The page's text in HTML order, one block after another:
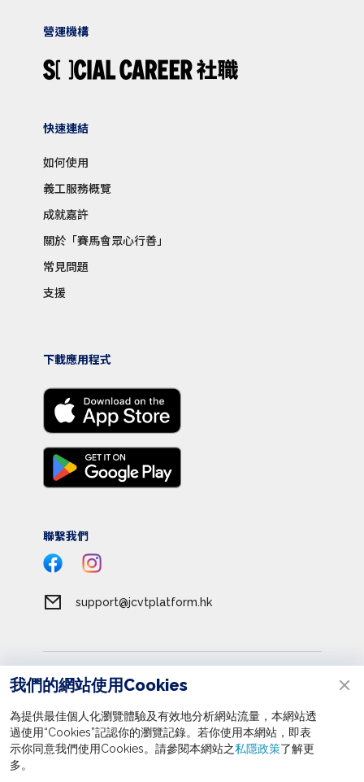
立即報名
營運機構
快速連結
如何使用
義工服務概覽
成就嘉許
關於「賽馬會眾心行善」
常見問題
支援
下載應用程式
聯繫我們
support@jcvtplatform.hk
私隱政策
收集個人資料聲明
我們的網站使用Cookies
為提供最佳個人化瀏覽體驗及有效地分析網站流量，本網站透
過使用“Cookies”記認你的瀏覽記錄。若你使用本網站，即表
示你同意我們使用Cookies。請參閱本網站之私隱政策了解更
多。